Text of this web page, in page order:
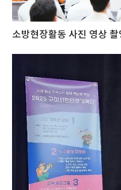
소방현장활동 사진 영상